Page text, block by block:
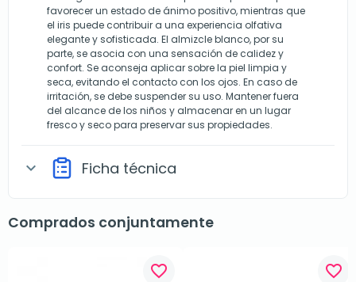
favorecer un estado de ánimo positivo, mientras que
el iris puede contribuir a una experiencia olfativa
elegante y sofisticada. El almizcle blanco, por su
parte, se asocia con una sensación de calidez y
confort. Se aconseja aplicar sobre la piel limpia y
seca, evitando el contacto con los ojos. En caso de
irritación, se debe suspender su uso. Mantener fuera
del alcance de los niños y almacenar en un lugar
fresco y seco para preservar sus propiedades.
expand_more Ficha técnica
Comprados conjuntamente
favorite_border favorite_border